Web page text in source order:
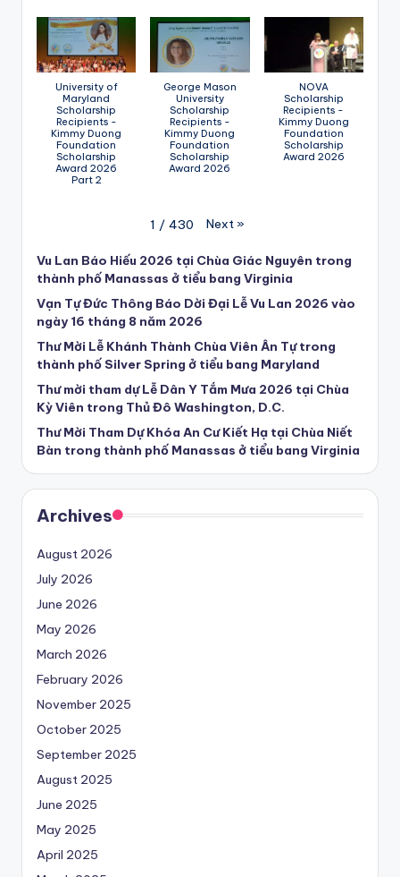
University of
Maryland
Scholarship
Recipients -
Kimmy Duong
Foundation
Scholarship
Award 2026
Part 2
George Mason
University
Scholarship
Recipients -
Kimmy Duong
Foundation
Scholarship
Award 2026
NOVA
Scholarship
Recipients -
Kimmy Duong
Foundation
Scholarship
Award 2026
1 / 430 Next »
Vu Lan Báo Hiếu 2026 tại Chùa Giác Nguyên trong
thành phố Manassas ở tiểu bang Virginia
Vạn Tự Đức Thông Báo Dời Đại Lễ Vu Lan 2026 vào
ngày 16 tháng 8 năm 2026
Thư Mời Lễ Khánh Thành Chùa Viên Ân Tự trong
thành phố Silver Spring ở tiểu bang Maryland
Thư mời tham dự Lễ Dân Y Tắm Mưa 2026 tại Chùa
Kỳ Viên trong Thủ Đô Washington, D.C.
Thư Mời Tham Dự Khóa An Cư Kiết Hạ tại Chùa Niết
Bàn trong thành phố Manassas ở tiểu bang Virginia
Archives
August 2026
July 2026
June 2026
May 2026
March 2026
February 2026
November 2025
October 2025
September 2025
August 2025
June 2025
May 2025
April 2025